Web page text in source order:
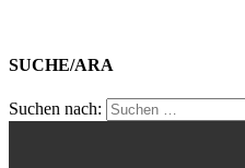
SUCHE/ARA
Suchen nach: